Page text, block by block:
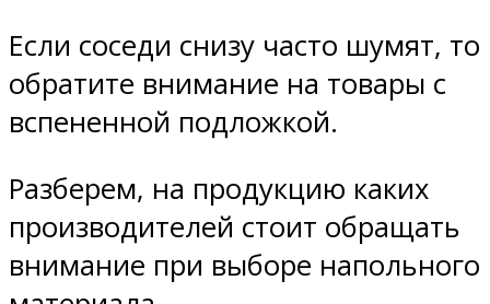
Если соседи снизу часто шумят, то
обратите внимание на товары с
вспененной подложкой.
Разберем, на продукцию каких
производителей стоит обращать
внимание при выборе напольного